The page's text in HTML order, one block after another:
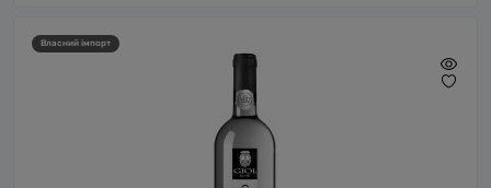
Власний імпорт